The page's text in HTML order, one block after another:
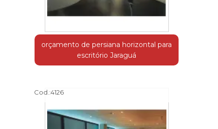
orçamento de persiana horizontal para
escritório Jaraguá
Cod.:4126